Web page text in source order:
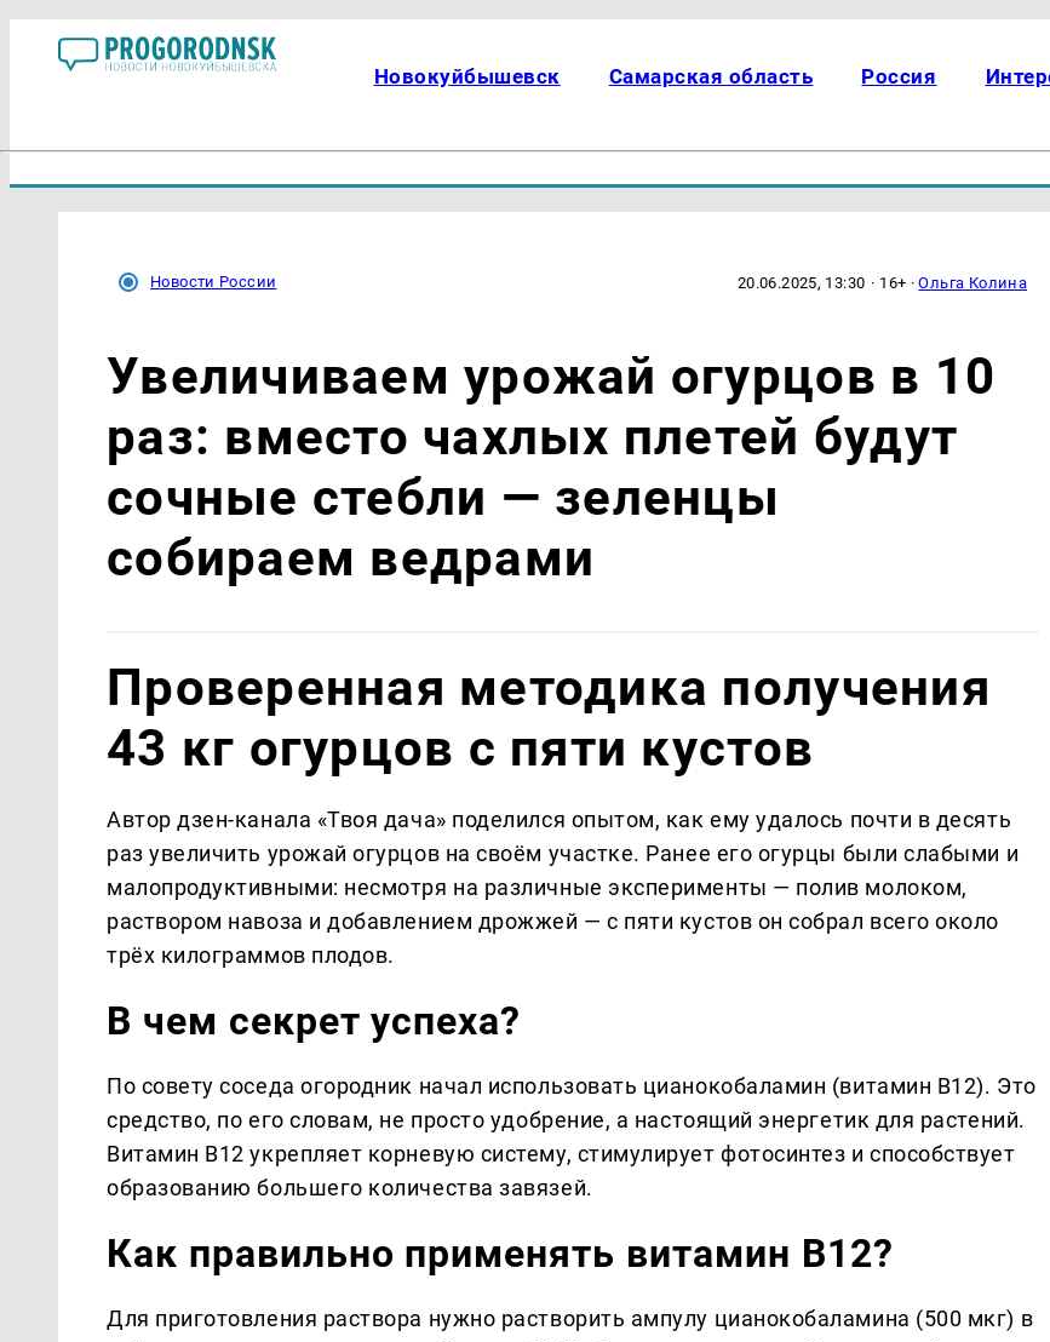
Новокуйбышевск Самарская область Россия
Новости России 20.06.2025, 13:30 · 16+ ·Ольга Колина
Увеличиваем урожай огурцов в 10
раз: вместо чахлых плетей будут
сочные стебли — зеленцы
собираем ведрами
Проверенная методика получения
43 кг огурцов с пяти кустов
Автор дзен-канала «Твоя дача» поделился опытом, как ему удалось почти в десять
раз увеличить урожай огурцов на своём участке. Ранее его огурцы были слабыми и
малопродуктивными: несмотря на различные эксперименты — полив молоком,
раствором навоза и добавлением дрожжей — с пяти кустов он собрал всего около
трёх килограммов плодов.
В чем секрет успеха?
По совету соседа огородник начал использовать цианокобаламин (витамин В12). Это
средство, по его словам, не просто удобрение, а настоящий энергетик для растений.
Витамин В12 укрепляет корневую систему, стимулирует фотосинтез и способствует
образованию большего количества завязей.
Как правильно применять витамин В12?
Для приготовления раствора нужно растворить ампулу цианокобаламина (500 мкг) в